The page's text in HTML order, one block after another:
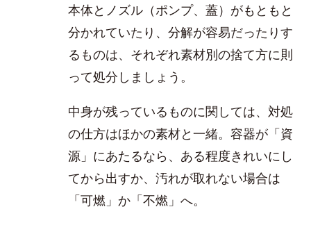
本体とノズル（ポンプ、蓋）がもともと
分かれていたり、分解が容易だったりす
るものは、それぞれ素材別の捨て方に則
って処分しましょう。
中身が残っているものに関しては、対処
の仕方はほかの素材と一緒。容器が「資
源」にあたるなら、ある程度きれいにし
てから出すか、汚れが取れない場合は
「可燃」か「不燃」へ。